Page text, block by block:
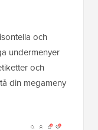
och
undermenyer
och
din megameny